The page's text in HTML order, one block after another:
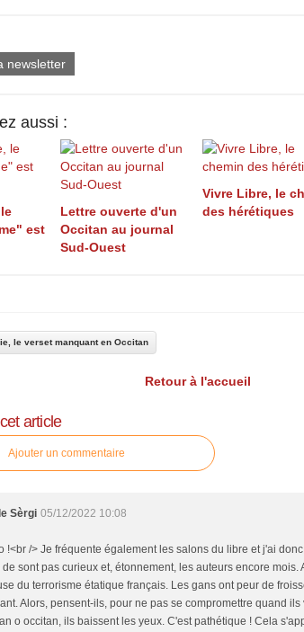
newsletter
aussi :
est
Lettre ouverte d'un
Occitan au journal
Sud-Ouest
Vivre Libre, le
des hérétiques
le verset manquant en Occitan
Retour à l'accueil
article
Ajouter un commentaire
Sèrgi 05/12/2022 10:08
!<br /> Je fréquente également les salons du libre et j'ai
sont pas curieux et, étonnement, les auteurs encore mois.
du terrorisme étatique français. Les gans ont peur de
Alors, pensent-ils, pour ne pas se compromettre quand
o occitan, ils baissent les yeux. C'est pathétique ! Cela